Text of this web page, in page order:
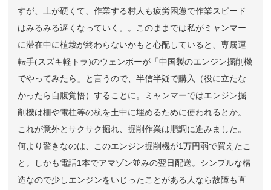
すが、土が硬くて、作業する村人も疲労困憊で作業スピード
はみるみる遅くなっていく。。このままでは私がミャンマー
に滞在中に植栽が終わらないかもと心配していると、専属運
転手(スズキ軽トラ)のウェンボーが「中国製のエンジン掘削機
でやってみたら」と言うので、半信半疑で購入（役に立たな
かったら自腹覚悟）することに。ミャンマーではエンジン掘
削機は柵や電柱等の杭を土中に埋めるために使われるとか。
これが意外とサクサク掘れ、掘削作業は順調に進みました。
何より驚きなのは、このエンジン掘削機が1万円弱で買えたこ
と。しかも電話1本でアマゾン並みの翌日配送。シンプルな構
造なので少しエンジンをいじったことがある人なら故障も直